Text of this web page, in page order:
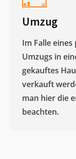
Umzug
Im Falle
Umzugs in
gekauftes
verkauft
man hier die
beachten.